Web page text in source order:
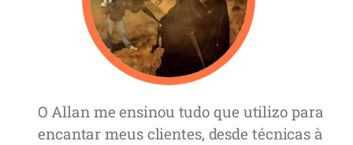
O Allan me ensinou tudo que utilizo para
encantar meus clientes, desde técnicas à